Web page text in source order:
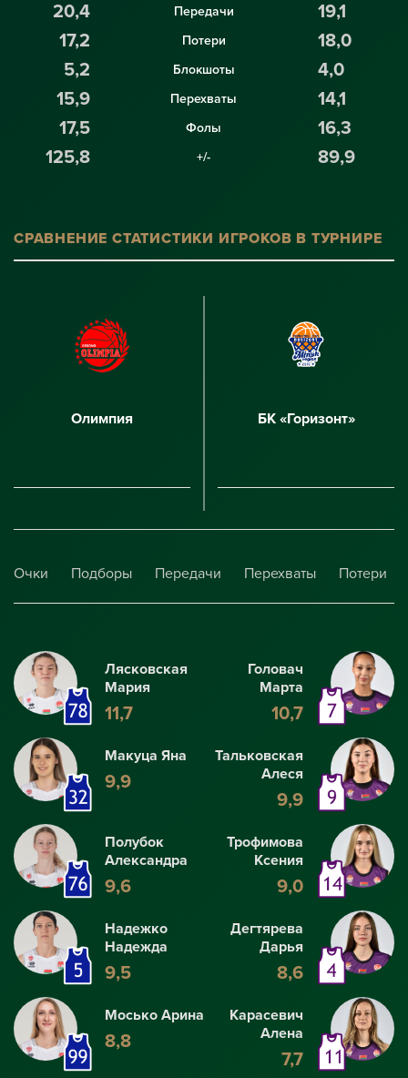
20,4
17,2
5,2
15,9
17,5
125,8
Передачи
Потери
Блокшоты
Перехваты
Фолы
+/-
19,1
18,0
4,0
14,1
16,3
89,9
СРАВНЕНИЕ СТАТИСТИКИ ИГРОКОВ В ТУРНИРЕ
Олимпия БК «Горизонт»
Очки Подборы Передачи Перехваты Потери
Лясковская
Мария
11,7
Головач
Марта
10,7
Макуца Яна
9,9
Тальковская
Алеся
9,9
Полубок
Александра
9,6
Трофимова
Ксения
9,0
Надежко
Надежда
9,5
Дегтярева
Дарья
8,6
Мосько Арина
8,8
Карасевич
Алена
7,7